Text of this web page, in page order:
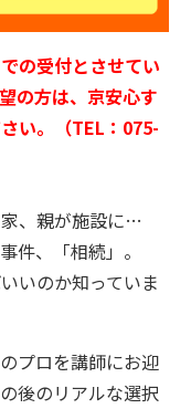
の受付とさせてい
の方は、京安心す
い。（TEL：075-
、親が施設に…
件、「相続」。
いのか知っていま
プロを講師にお迎
後のリアルな選択